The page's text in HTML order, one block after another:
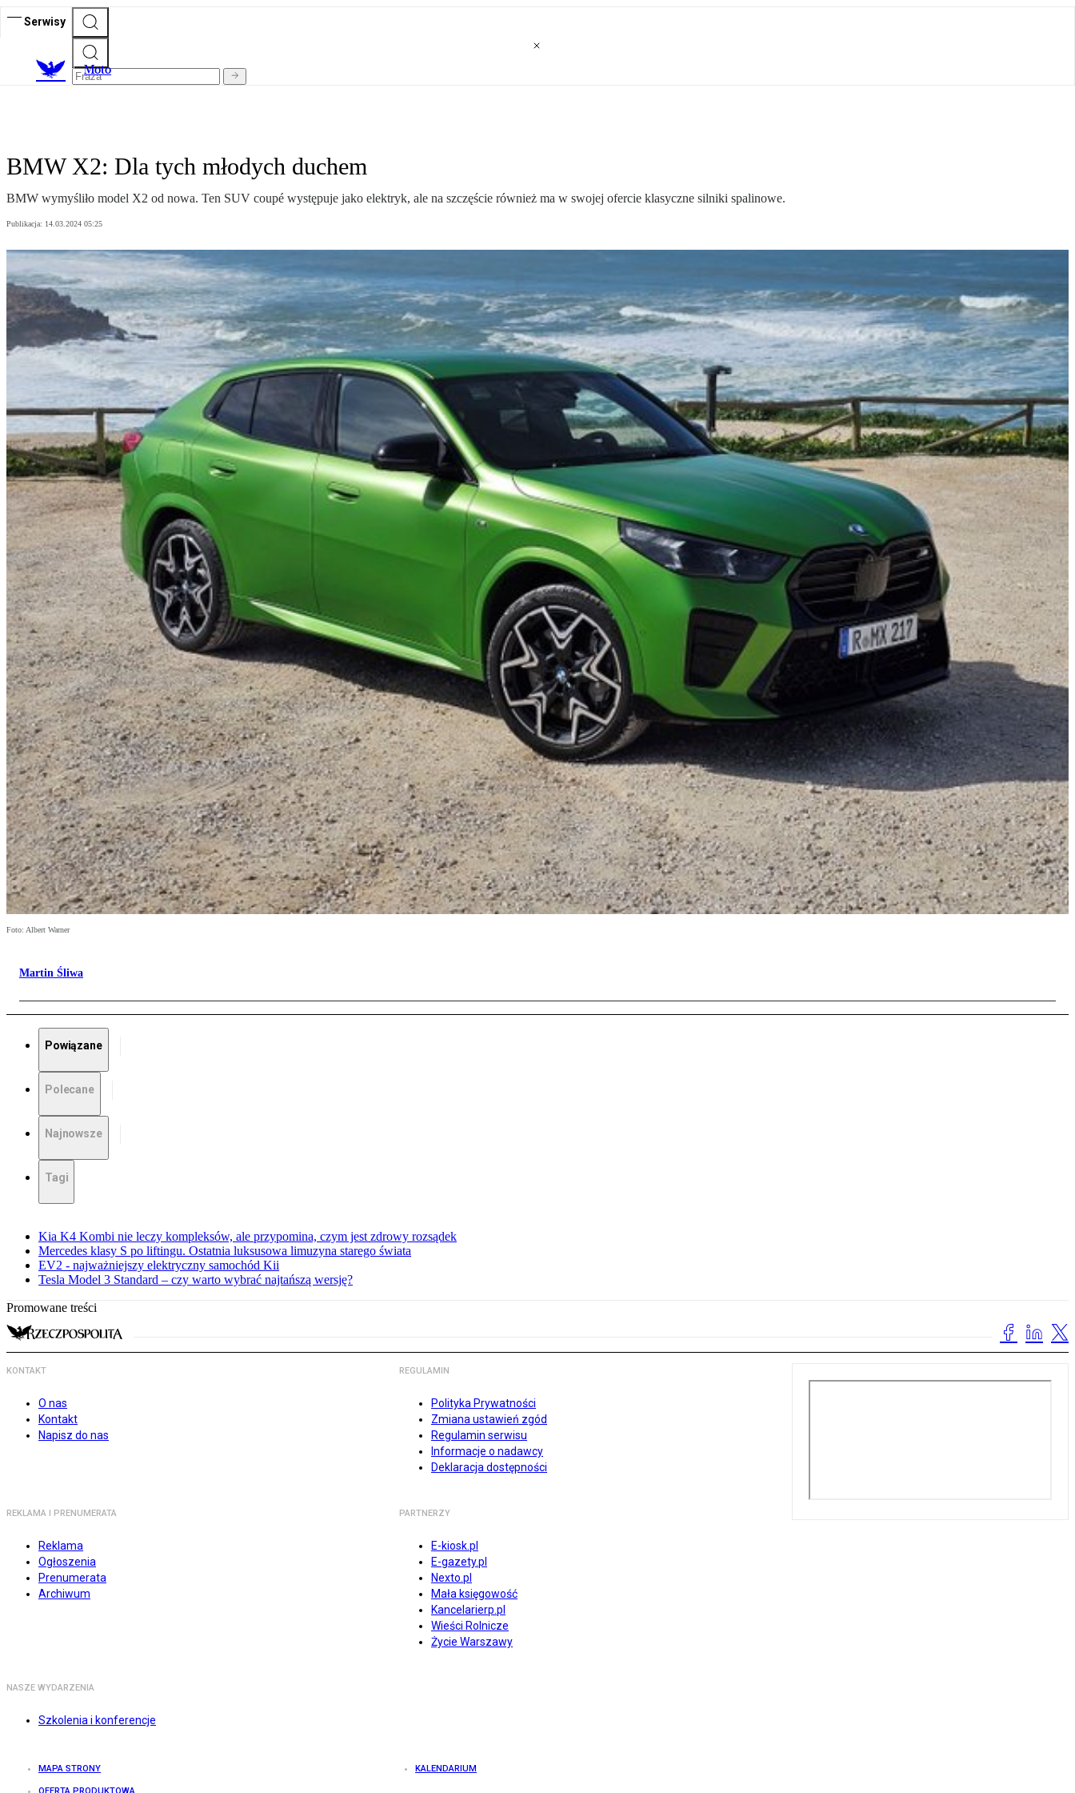
Serwisy
Moto
BMW X2: Dla tych młodych duchem
BMW wymyśliło model X2 od nowa. Ten SUV coupé występuje jako elektryk, ale na szczęście również ma w swojej ofercie klasyczne silniki spalinowe.
Publikacja: 14.03.2024 05:25
Foto: Albert Warner
Martin Śliwa
Powiązane
Polecane
Najnowsze
Tagi
Kia K4 Kombi nie leczy kompleksów, ale przypomina, czym jest zdrowy rozsądek
Mercedes klasy S po liftingu. Ostatnia luksusowa limuzyna starego świata
EV2 - najważniejszy elektryczny samochód Kii
Tesla Model 3 Standard – czy warto wybrać najtańszą wersję?
Promowane treści
KONTAKT
O nas
Kontakt
Napisz do nas
REGULAMIN
Polityka Prywatności
Zmiana ustawień zgód
Regulamin serwisu
Informacje o nadawcy
Deklaracja dostępności
REKLAMA I PRENUMERATA
Reklama
Ogłoszenia
Prenumerata
Archiwum
PARTNERZY
E-kiosk.pl
E-gazety.pl
Nexto.pl
Mała księgowość
Kancelarierp.pl
Wieści Rolnicze
Życie Warszawy
NASZE WYDARZENIA
Szkolenia i konferencje
MAPA STRONY KALENDARIUM